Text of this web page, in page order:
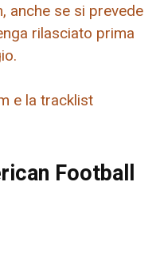
anche se si prevede
rilasciato prima
e la tracklist
Football